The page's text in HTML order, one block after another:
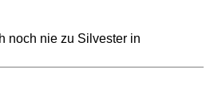
noch nie zu Silvester in